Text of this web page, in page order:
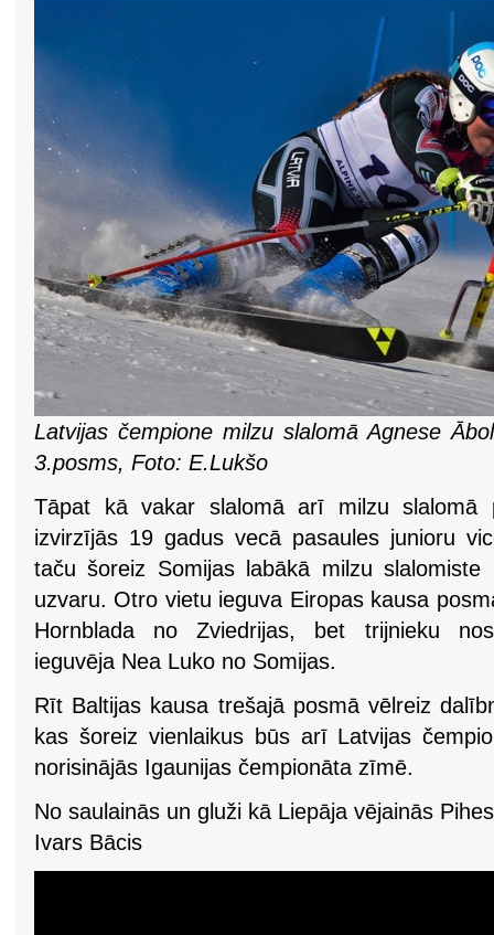
Latvijas čempione milzu slalomā Agnese
3.posms, Foto: E.Lukšo
Tāpat kā vakar slalomā arī milzu slalomā
izvirzījās 19 gadus vecā pasaules junioru
taču šoreiz Somijas labākā milzu
uzvaru. Otro vietu ieguva Eiropas kausa
Hornblada no Zviedrijas, bet trijnieku
ieguvēja Nea Luko no Somijas.
Rīt Baltijas kausa trešajā posmā vēlreiz
kas šoreiz vienlaikus būs arī Latvijas
norisinājās Igaunijas čempionāta zīmē.
No saulainās un gluži kā Liepāja vējainās
Ivars Bācis